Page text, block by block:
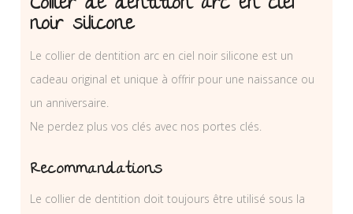
noir silicone
Le collier de dentition arc en ciel noir silicone est un
cadeau original et unique à offrir pour une naissance ou
un anniversaire.
Ne perdez plus vos clés avec nos portes clés.
Recommandations
Le collier de dentition doit toujours être utilisé sous la